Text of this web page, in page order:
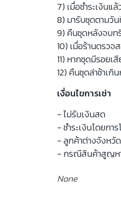
7) เมื่อชำระเงินแ
8) มารับชุดตามวั
9) คืนชุดหลังจบท
10) เมื่อร้านตรว
11) หากชุดมีรอยเ
12) คืนชุดล่าช้าเ
เงื่อนไขการเช่า
- ไม่รับเงินสด
- ชำระเงินโดยกา
- ลูกค้าต่างจังหวั
- กรณีสินค้าสูญหา
None